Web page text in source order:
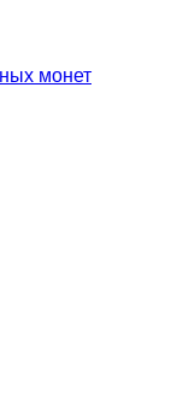
монет